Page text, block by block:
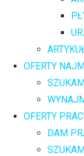
OFERTY
OFERTY
DAM